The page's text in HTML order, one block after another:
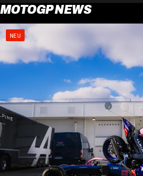
MOTOGP NEWS
NEU